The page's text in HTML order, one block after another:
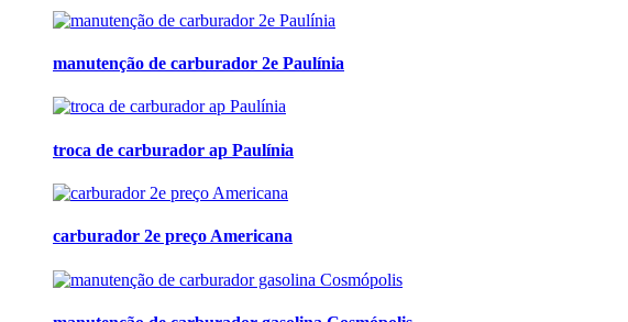
manutenção de carburador 2e Paulínia
troca de carburador ap Paulínia
carburador 2e preço Americana